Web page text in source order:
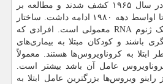
می‌شود. کرونو ویروس‌ها در سال ۱۹۶۵ کشف شدند و مطالعه بر
روی آن‌ها تا به‌طور مداوم تا اواسط دهه ۱۹۸۰ ادامه داشت. ساختار
ژنوم RNA معمولی است. افرادی که
باشند و کودکان مبتلا به بیماری‌های
به کروناویروس‌ها هستند. معمولاً
عامل آن باشد بیشتر است.
ویروس‌ها بزرگترین عامل ابتلا به